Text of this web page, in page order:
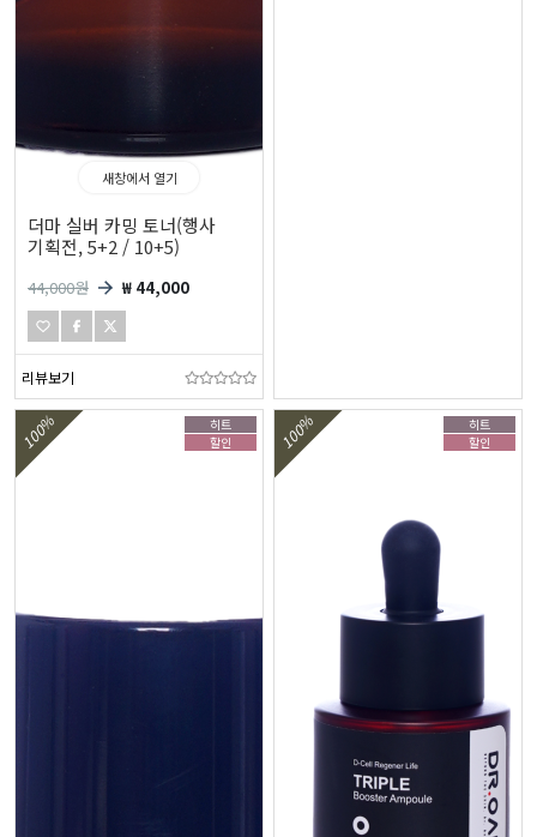
새창에서 열기
더마 실버 카밍 토너(행사
기획전, 5+2 / 10+5)
44,000원 ₩ 44,000
리뷰보기
히트
할인
100%
히트
할인
100%